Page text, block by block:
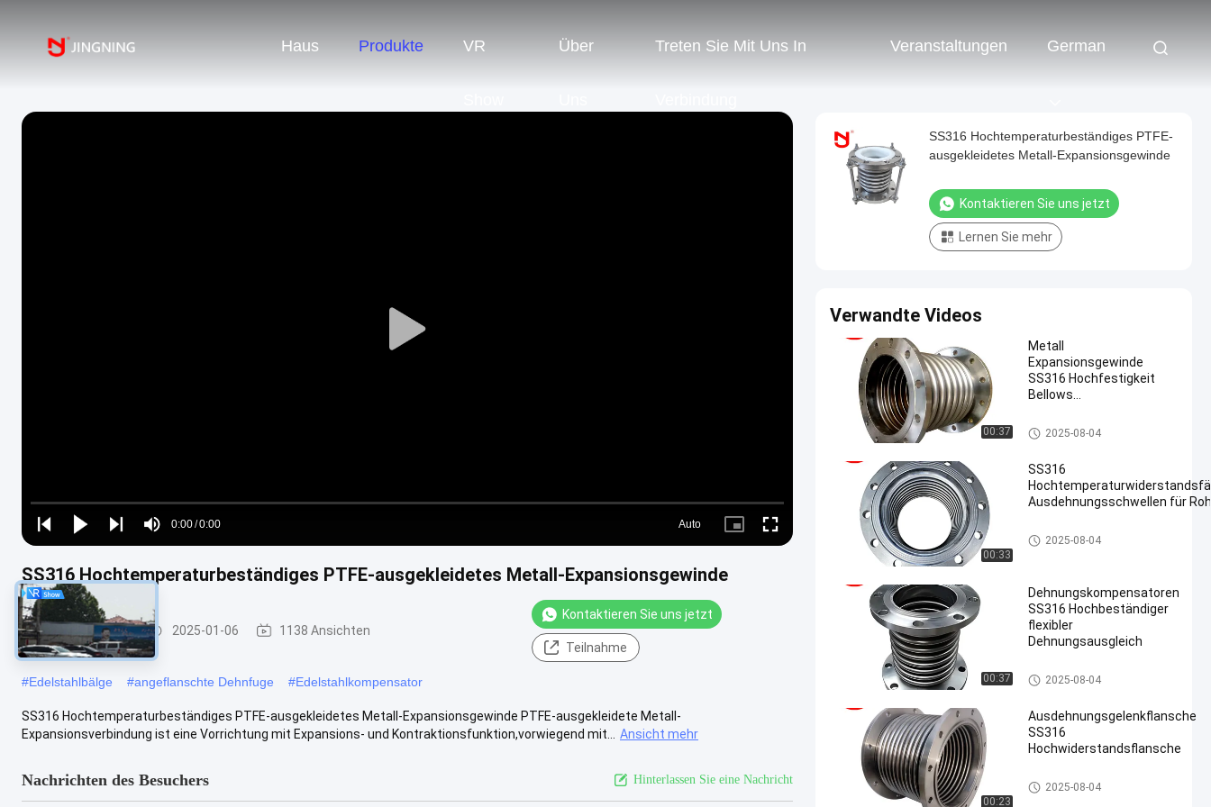
Haus Produkte VR Über Treten Sie Mit Uns In Veranstaltungen German
Play
Play
Play
Play
Mute
Time
0:00/0:00
Loaded:
0%
Auto
Picture- Fullscreen
SS316 Hochtemperaturbeständiges PTFE-ausgekleidetes Metall-Expansionsgewinde
Metalldehnfuge 2025-01-06 1138 Ansichten
Kontaktieren Sie uns jetzt
Teilnahme
#Edelstahlbälge #angeflanschte Dehnfuge #Edelstahlkompensator
SS316 Hochtemperaturbeständiges PTFE-ausgekleidetes Metall-Expansionsgewinde PTFE-ausgekleidete Metall-
Expansionsverbindung ist eine Vorrichtung mit Expansions- und Kontraktionsfunktion,vorwiegend mit...
Ansicht mehr
Nachrichten des Besuchers Hinterlassen Sie eine Nachricht
SS316 Hochtemperaturbeständiges PTFE-
ausgekleidetes Metall-Expansionsgewinde
Kontaktieren Sie uns jetzt
Lernen Sie mehr
Verwandte Videos
00:37
Metall
Expansionsgewinde
SS316 Hochfestigkeit
Bellows
Metalldehnfuge
2025-08-04
00:33
SS316
Ausdehnungsschwellen für
Metalldehnfuge
2025-08-04
00:37
Dehnungskompensatoren
SS316 Hochbeständiger
flexibler
Dehnungsausgleich
Metalldehnfuge
2025-08-04
00:23
Ausdehnungsgelenkflansche
SS316
Hochwiderstandsflansche
Metalldehnfuge
2025-08-04